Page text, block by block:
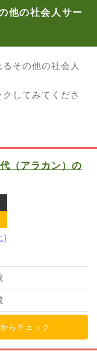
他の社会人サー
その他の社会人
してみてくださ
（アラカン）の
)
らチェック